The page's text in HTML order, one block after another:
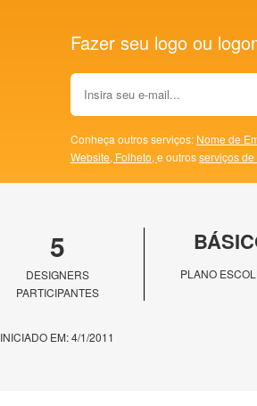
Fazer seu logo ou
Conheça outros serviços: Nome de
Website, Folheto, e outrosserviços
5
DESIGNERS
PARTICIPANTES
PLANO
INICIADO EM: 4/1/2011